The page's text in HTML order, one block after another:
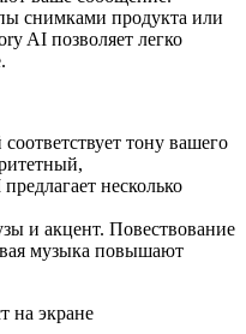
снимками продукта или
AI позволяет легко
тону вашего
несколько
и акцент. Повествование
музыка повышают
на экране